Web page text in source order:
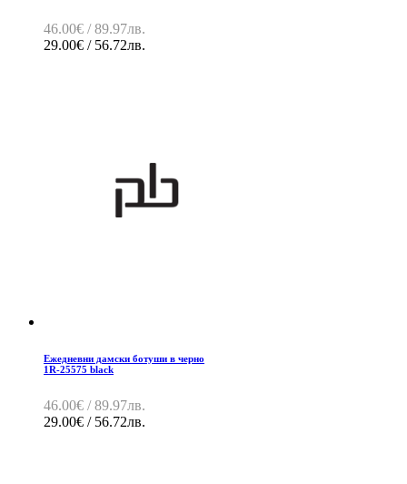
46.00€ / 89.97лв.
29.00€ / 56.72лв.
Ежедневни дамски ботуши в черно
1R-25575 black
46.00€ / 89.97лв.
29.00€ / 56.72лв.